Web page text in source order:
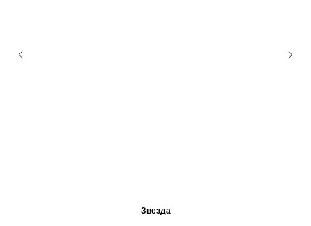
Звезда